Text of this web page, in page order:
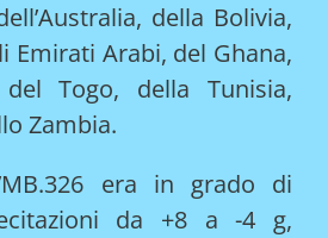
della Bolivia,
Emirati Arabi, del Ghana,
Togo, della Tunisia,
Zambia.
era in grado di
da +8 a -4 g,